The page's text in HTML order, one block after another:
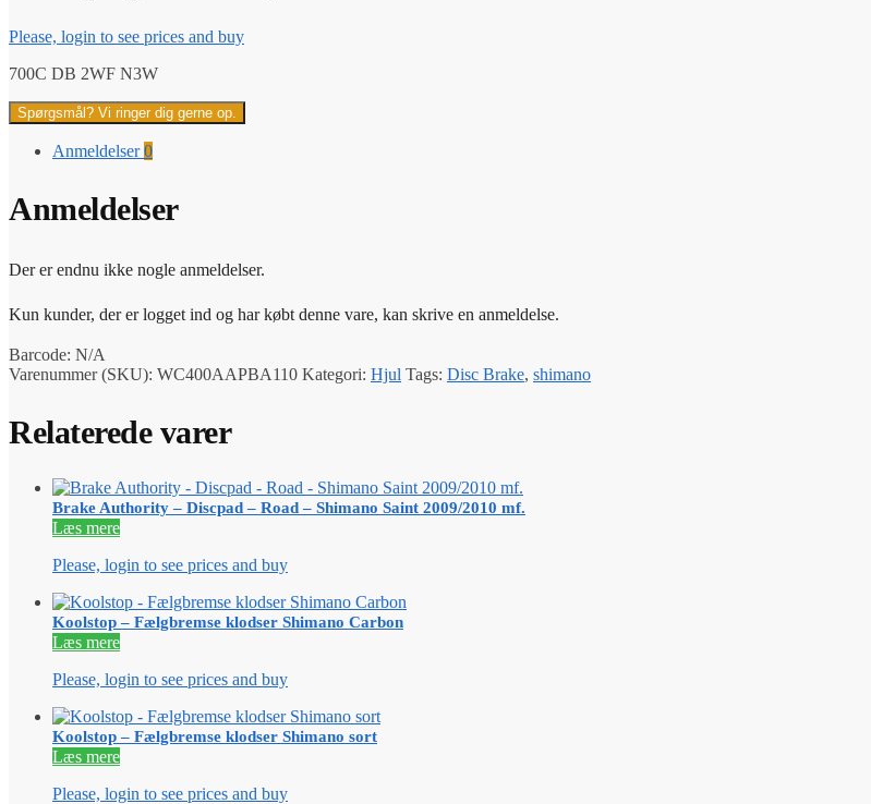
Please, login to see prices and buy
700C DB 2WF N3W
Spørgsmål? Vi ringer dig gerne op.
Anmeldelser0
Anmeldelser
Der er endnu ikke nogle anmeldelser.
Kun kunder, der er logget ind og har købt denne vare, kan skrive en anmeldelse.
Barcode: N/A
Varenummer (SKU): WC400AAPBA110 Kategori: Hjul Tags: Disc Brake, shimano
Relaterede varer
Brake Authority – Discpad – Road – Shimano Saint 2009/2010 mf.
Læs mere
Please, login to see prices and buy
Koolstop – Fælgbremse klodser Shimano Carbon
Læs mere
Please, login to see prices and buy
Koolstop – Fælgbremse klodser Shimano sort
Læs mere
Please, login to see prices and buy